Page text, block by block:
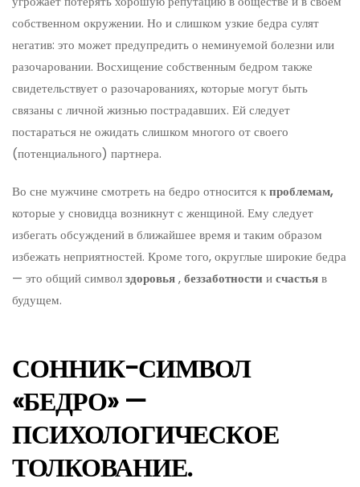
собственном окружении. Но и слишком узкие бедра сулят
негатив: это может предупредить о неминуемой болезни или
разочаровании. Восхищение собственным бедром также
свидетельствует о разочарованиях, которые могут быть
связаны с личной жизнью пострадавших. Ей следует
постараться не ожидать слишком многого от своего
(потенциального) партнера.
Во сне мужчине смотреть на бедро относится кпроблемам,
которые у сновидца возникнут с женщиной. Ему следует
избегать обсуждений в ближайшее время и таким образом
избежать неприятностей. Кроме того, округлые широкие бедра
— это общий символздоровья,беззаботности исчастьяв
будущем.
СОННИК-СИМВОЛ
«БЕДРО» —
ПСИХОЛОГИЧЕСКОЕ
ТОЛКОВАНИЕ.